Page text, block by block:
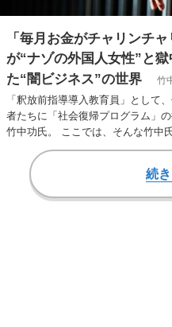
「毎月お金がチャリンチ
が“ナゾの外国人女性”と
た“闇ビジネス”の世界
竹
「釈放前指導導入教育員」として
者たちに「社会復帰プログラム」
竹中功氏。 ここでは、そんな竹中
前教育の実体験をも…
続